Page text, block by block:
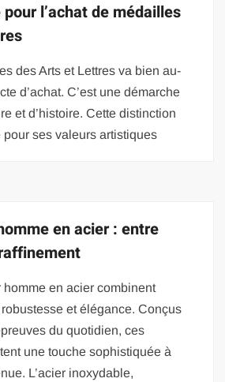
l’achat de médailles
des Arts et Lettres va bien au-
d’achat. C’est une démarche
et d’histoire. Cette distinction
ses valeurs artistiques
en acier : entre
homme en acier combinent
et élégance. Conçus
du quotidien, ces
une touche sophistiquée à
L’acier inoxydable,